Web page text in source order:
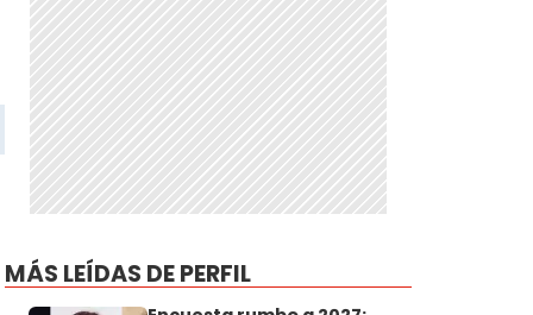
MÁS LEÍDAS DE PERFIL